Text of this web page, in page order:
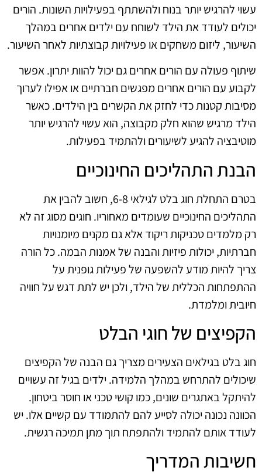
עשוי להרגיש יותר בנוח ולהשתתף בפעילויות השונות. הורים
יכולים לעודד את הילד לשוחח עם ילדים אחרים במהלך
השיעור, ליזום משחקים או פעילויות קבוצתיות לאחר השיעור.
שיתוף פעולה עם הורים אחרים גם יכול להוות יתרון. אפשר
לקבוע עם הורים אחרים מפגשים חברתיים או אפילו לערוך
מסיבות קטנות כדי לחזק את הקשרים בין הילדים. כאשר
הילד מרגיש שהוא חלק מקבוצה, הוא עשוי להרגיש יותר
מוטיבציה להגיע לשיעורים ולהתמיד בפעילות.
הבנת התהליכים החינוכיים
בטרם התחלת חוג בלט לגילאי 6-8, חשוב להבין את
התהליכים החינוכיים שעומדים מאחוריו. חוגים מסוג זה לא
רק מלמדים טכניקות ריקוד אלא גם מקנים מיומנויות
חברתיות, יכולות פיזיות והבנה של אמנות הבמה. כל הורה
צריך להיות מודע להשפעה של פעילות גופנית על
ההתפתחות הכללית של הילד, ולכן יש לתת דגש על חוויה
חיובית ומלמדת.
הקפיצים של חוגי הבלט
חוג בלט בגילאים הצעירים מצריך גם הבנה של הקפיצים
שיכולים להתרחש במהלך הלמידה. ילדים בגיל זה עשויים
להיתקל באתגרים שונים, כמו קושי טכני או חוסר ביטחון.
הכוונה נכונה יכולה לסייע להם להתמודד עם קשיים אלו. יש
לעודד אותם להתמיד ולהתפתח תוך מתן תמיכה רגשית.
חשיבות המדריך